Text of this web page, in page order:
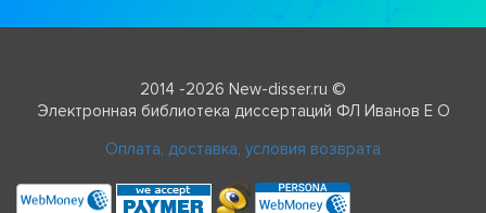
2014 -2026 New-disser.ru ©
Электронная библиотека диссертаций ФЛ Иванов Е О
Оплата, доставка, условия возврата